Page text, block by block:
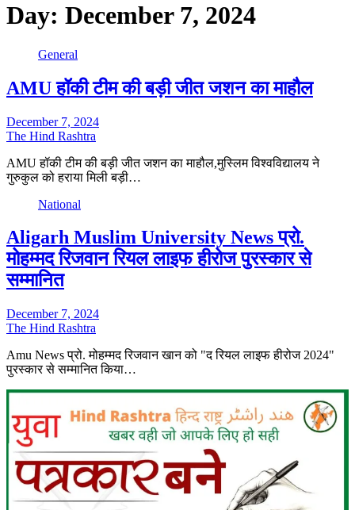
Day: December 7, 2024
General
AMU हॉकी टीम की बड़ी जीत जशन का माहौल
December 7, 2024
The Hind Rashtra
AMU हॉकी टीम की बड़ी जीत जशन का माहौल,मुस्लिम विश्वविद्यालय ने
गुरुकुल को हराया मिली बड़ी…
National
Aligarh Muslim University News प्रो.
मोहम्मद रिजवान रियल लाइफ हीरोज पुरस्कार से
सम्मानित
December 7, 2024
The Hind Rashtra
Amu News प्रो. मोहम्मद रिजवान खान को "द रियल लाइफ हीरोज 2024"
पुरस्कार से सम्मानित किया…